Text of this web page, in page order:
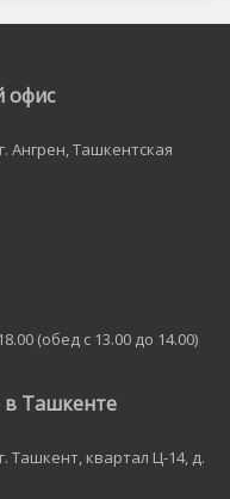
офис
Ангрен, Ташкентская
(обед с 13.00 до 14.00)
в Ташкенте
Ташкент, квартал Ц-14, д.